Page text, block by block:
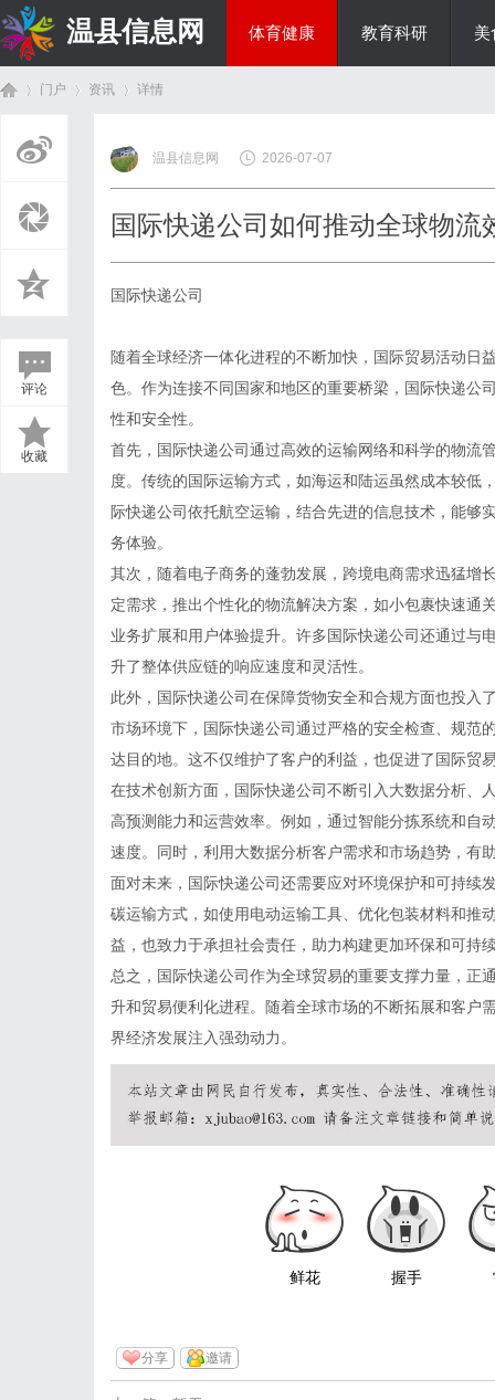
温县信息网 体育健康 教育科研 美
门户 资讯
›
详情
评论
收藏
温县信息网 2026-07-07
国际快递公司如何推动全球物流
国际快递公司
随着全球经济一体化进程的不断加快，国际贸易活动日
色。作为连接不同国家和地区的重要桥梁，国际快递公
性和安全性。
首先，国际快递公司通过高效的运输网络和科学的物流
度。传统的国际运输方式，如海运和陆运虽然成本较低
际快递公司依托航空运输，结合先进的信息技术，能够
务体验。
其次，随着电子商务的蓬勃发展，跨境电商需求迅猛增
定需求，推出个性化的物流解决方案，如小包裹快速通
业务扩展和用户体验提升。许多国际快递公司还通过与
升了整体供应链的响应速度和灵活性。
此外，国际快递公司在保障货物安全和合规方面也投入
市场环境下，国际快递公司通过严格的安全检查、规范
达目的地。这不仅维护了客户的利益，也促进了国际贸
在技术创新方面，国际快递公司不断引入大数据分析、
高预测能力和运营效率。例如，通过智能分拣系统和自
速度。同时，利用大数据分析客户需求和市场趋势，有
面对未来，国际快递公司还需要应对环境保护和可持续
碳运输方式，如使用电动运输工具、优化包装材料和推
益，也致力于承担社会责任，助力构建更加环保和可持
总之，国际快递公司作为全球贸易的重要支撑力量，正
升和贸易便利化进程。随着全球市场的不断拓展和客户
界经济发展注入强劲动力。
鲜花 握手
分享 邀请